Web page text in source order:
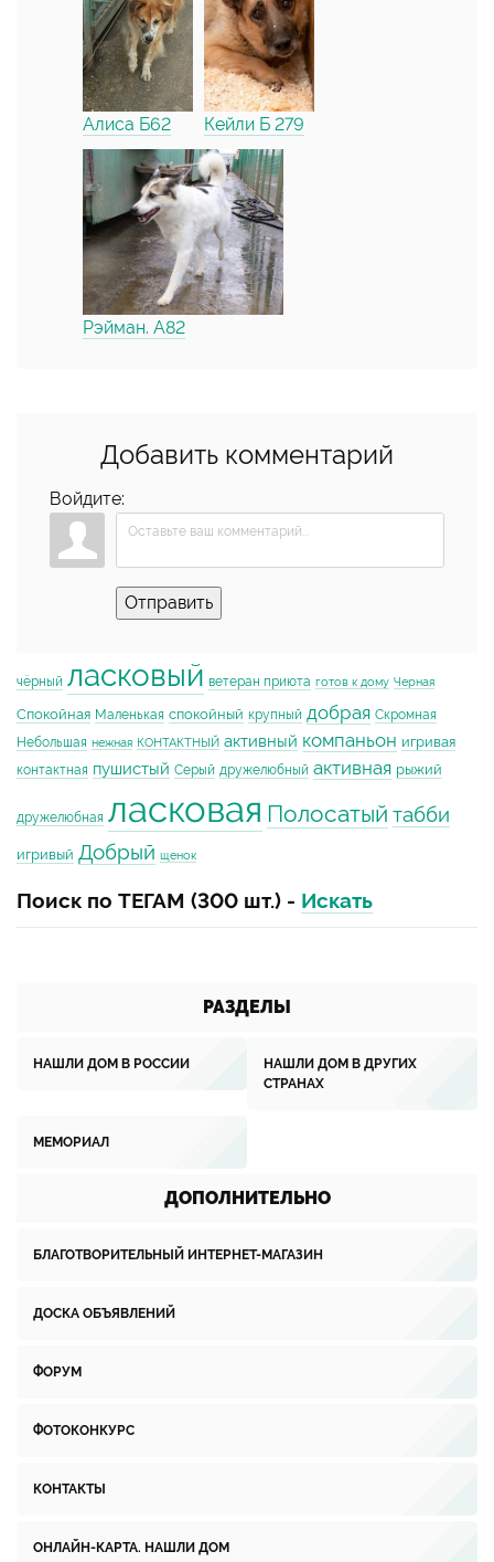
Алиса Б62 Кейли Б 279
Рэйман. А82
Добавить комментарий
Войдите:
Отправить
чёрный ласковый ветеран приюта готов к дому Черная
Спокойная Маленькая спокойный крупный добрая Скромная
Небольшая нежная КОНТАКТНЫЙ активный компаньон игривая
контактная пушистый Серый дружелюбный активная рыжий
дружелюбная ласковая Полосатый табби
игривый Добрый щенок
Поиск по ТЕГАМ (300 шт.) - Искать
РАЗДЕЛЫ
НАШЛИ ДОМ В РОССИИ
НАШЛИ ДОМ В ДРУГИХ
СТРАНАХ
МЕМОРИАЛ
ДОПОЛНИТЕЛЬНО
БЛАГОТВОРИТЕЛЬНЫЙ ИНТЕРНЕТ-МАГАЗИН
ДОСКА ОБЪЯВЛЕНИЙ
ФОРУМ
ФОТОКОНКУРС
КОНТАКТЫ
ОНЛАЙН-КАРТА. НАШЛИ ДОМ